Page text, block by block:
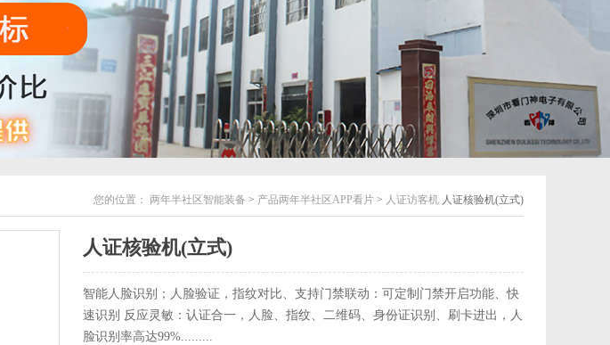
您的位置： 两年半社区智能装备 > 产品两年半社区APP看片 > 人证访客机 人证核验机(立式)
人证核验机(立式)
智能人脸识别；人脸验证，指纹对比、支持门禁联动：可定制门禁开启功能、快
速识别 反应灵敏：认证合一，人脸、指纹、二维码、身份证识别、刷卡进出，人
脸识别率高达99%.........